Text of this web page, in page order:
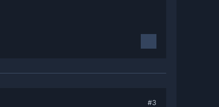
Löhne einstellen müssen - und auf
#3